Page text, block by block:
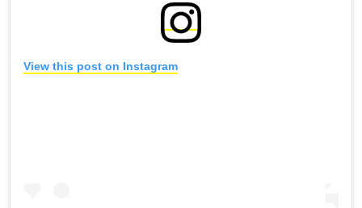
View this post on Instagram